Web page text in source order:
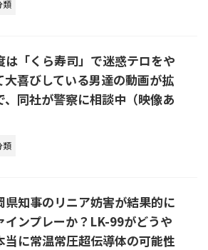
類
は「くら寿司」で迷惑テロをや
大喜びしている男達の動画が拡
、同社が警察に相談中（映像あ
類
県知事のリニア妨害が結果的に
インプレーか？LK-99がどうや
当に常温常圧超伝導体の可能性